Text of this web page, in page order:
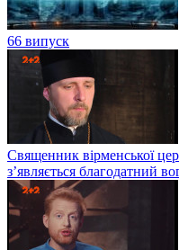
66 випуск
Священник вірменської
з’являється благодатний